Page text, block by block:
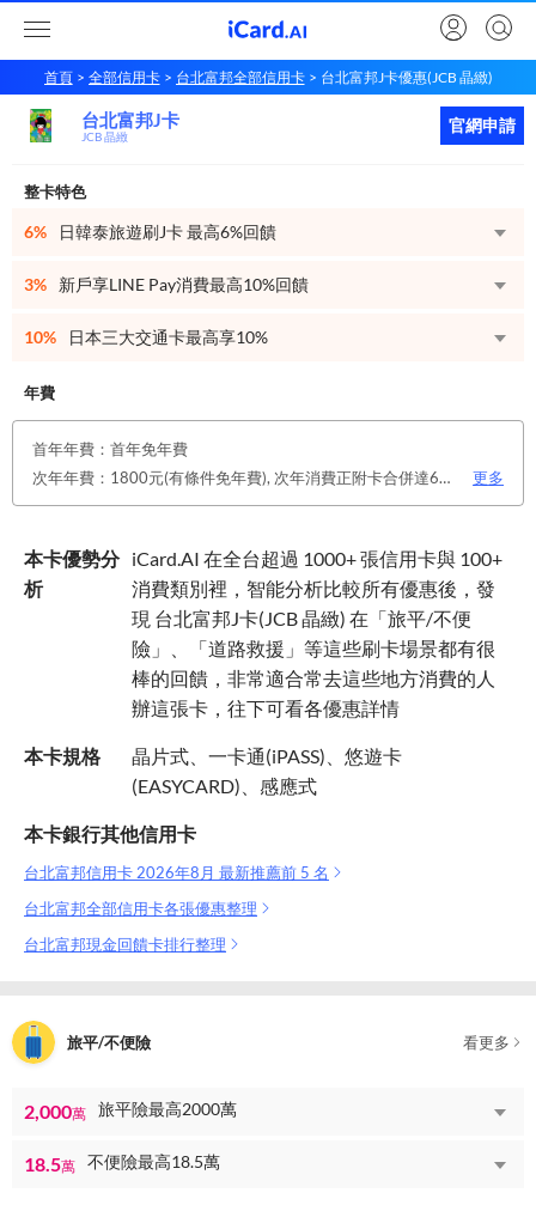
首頁 全部信用卡 台北富邦全部信用卡 台北富邦J卡優惠(JCB 晶緻)
台北富邦J卡 立即申請
台北富邦J卡
JCB 晶緻
官網申請
整卡特色
6% 日韓泰旅遊刷J卡 最高6%回饋
3% 新戶享LINE Pay消費最高10%回饋
10% 日本三大交通卡最高享10%
年費
首年年費：首年免年費
次年年費：1800元(有條件免年費), 次年消費正附卡合併達6萬元或12次 114/12/31前 除上述達檻免年費條件外，客戶符合下列任一條件，同享免年費優惠！ 1.僅申請電子帳單 2.綁定銀行LINE官方帳號好友 3.本行存戶自扣
更多
本卡優勢分
析
iCard.AI 在全台超過 1000+ 張信用卡與 100+
消費類別裡，智能分析比較所有優惠後，發
現 台北富邦J卡(JCB 晶緻) 在「旅平/不便
險」、「道路救援」等這些刷卡場景都有很
棒的回饋，非常適合常去這些地方消費的人
辦這張卡，往下可看各優惠詳情
本卡規格
晶片式、一卡通(iPASS)、悠遊卡
(EASYCARD)、感應式
本卡銀行其他信用卡
台北富邦信用卡 2026年8月 最新推薦前 5 名
台北富邦全部信用卡各張優惠整理
台北富邦現金回饋卡排行整理
旅平/不便險 看更多
2,000萬 旅平險最高2000萬
18.5萬 不便險最高18.5萬